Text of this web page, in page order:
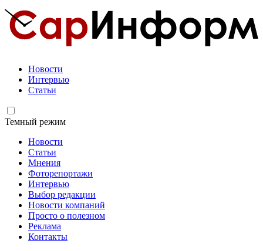
Новости
Интервью
Статьи
Темный режим
Новости
Статьи
Мнения
Фоторепортажи
Интервью
Выбор редакции
Новости компаний
Просто о полезном
Реклама
Контакты